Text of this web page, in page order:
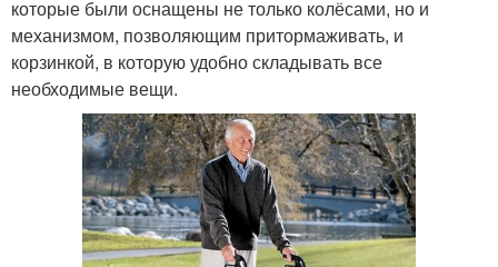
которые были оснащены не только колёсами, но и
механизмом, позволяющим притормаживать, и
корзинкой, в которую удобно складывать все
необходимые вещи.